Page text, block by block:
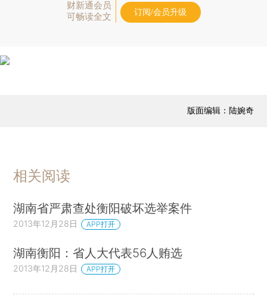
财新通会员
可畅读全文
订阅/会员升级
版面编辑：陆婉奇
相关阅读
湖南省严肃查处衡阳破坏选举案件
2013年12月28日 APP打开
湖南衡阳：省人大代表56人贿选
2013年12月28日 APP打开